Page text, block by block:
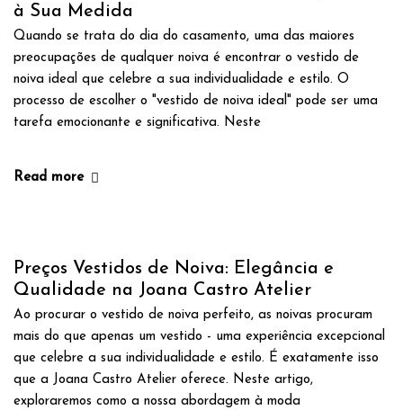
à Sua Medida
Quando se trata do dia do casamento, uma das maiores
preocupações de qualquer noiva é encontrar o vestido de
noiva ideal que celebre a sua individualidade e estilo. O
processo de escolher o "vestido de noiva ideal" pode ser uma
tarefa emocionante e significativa. Neste
Read more
Preços Vestidos de Noiva: Elegância e
Qualidade na Joana Castro Atelier
Ao procurar o vestido de noiva perfeito, as noivas procuram
mais do que apenas um vestido - uma experiência excepcional
que celebre a sua individualidade e estilo. É exatamente isso
que a Joana Castro Atelier oferece. Neste artigo,
exploraremos como a nossa abordagem à moda